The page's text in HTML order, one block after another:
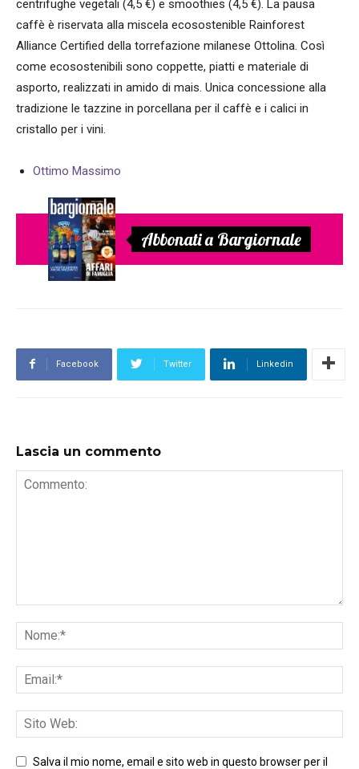
centrifughe vegetali (4,5 €) e smoothies (4,5 €). La pausa
caffè è riservata alla miscela ecosostenible Rainforest
Alliance Certified della torrefazione milanese Ottolina. Così
come ecosostenibili sono coppette, piatti e materiale di
asporto, realizzati in amido di mais. Unica concessione alla
tradizione le tazzine in porcellana per il caffè e i calici in
cristallo per i vini.
Ottimo Massimo
Abbonati a Bargiornale
Facebook Twitter Linkedin
Lascia un commento
Salva il mio nome, email e sito web in questo browser per il